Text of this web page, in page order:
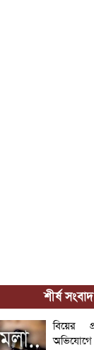
শীর্ষ সংবাদ
বিয়ের
অভিযোগে